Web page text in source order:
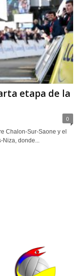
etapa de la
0
Chalon-Sur-Saone y el
Niza, donde...